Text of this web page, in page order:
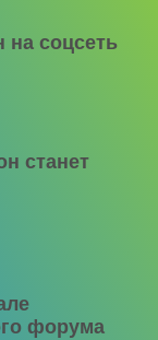
на соцсеть
станет
форума